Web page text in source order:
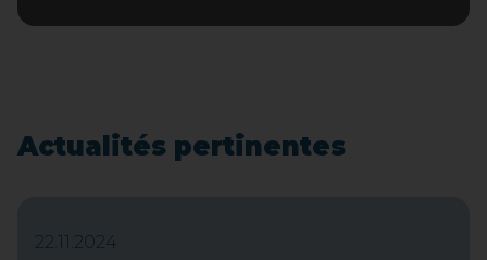
Actualités pertinentes
22.11.2024